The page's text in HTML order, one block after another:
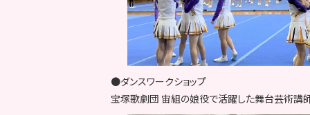
●ダンスワークショップ
宝塚歌劇団 宙組の娘役で活躍した舞台芸術講